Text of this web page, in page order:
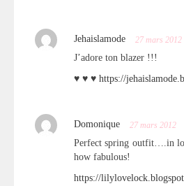
Jehaislamode 27 mars 2012
J’adore ton blazer !!!
♥ ♥ ♥ https://
Domonique 27 mars 2012
Perfect spring outfit….in
how fabulous!
https://